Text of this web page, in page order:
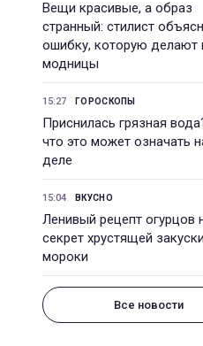
Вещи красивые, а образ
странный: стилист
ошибку, которую делают
модницы
15:27 ГОРОСКОПЫ
Приснилась грязная
что это может означать
деле
15:04 ВКУСНО
Ленивый рецепт огурцов
секрет хрустящей
мороки
Все новости